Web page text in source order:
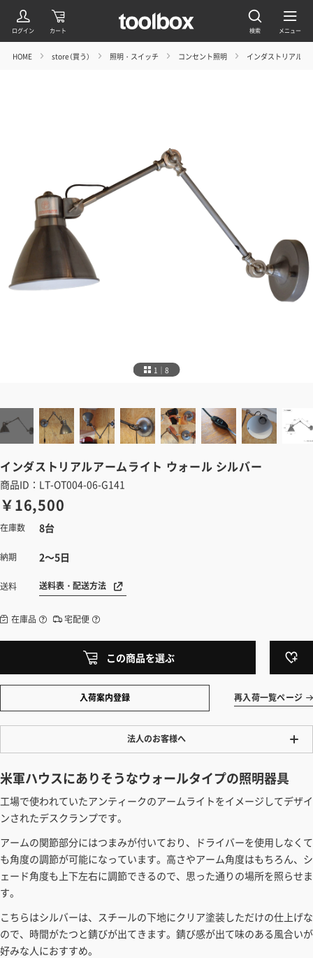
HOME store（買う） 照明・スイッチ コンセント照明 インダストリアルア
1｜8
インダストリアルアームライト ウォール シルバー
商品ID：LT-OT004-06-G141
￥16,500
在庫数 8台
納期 2～5日
送料 送料表・配送方法
在庫品 宅配便
この商品を選ぶ
入荷案内登録 再入荷一覧ページ
法人のお客様へ
法人・個人様いずれも全て一律の価格で販売しております。法人/個人
事業主様には「請求書払い」も対応しています。
カートでのお見積り機能
「この商品を選ぶ」からご希望の商品をカートに入れていただき、お届
け先種別・都道府県を選択すると、送料を含んだ合計金額を確認する
見積もりガイドはこちら
米軍ハウスにありそうなウォールタイプの照明器具
工場で使われていたアンティークのアームライトをイメージしてデザイ
ンされたデスクランプです。
アームの関節部分にはつまみが付いており、ドライバーを使用しなくて
も角度の調節が可能になっています。高さやアーム角度はもちろん、シ
ェード角度も上下左右に調節できるので、思った通りの場所を照らせま
す。
こちらはシルバーは、スチールの下地にクリア塗装しただけの仕上げな
ので、時間がたつと錆びが出てきます。錆び感が出て味のある風合いが
好みな人におすすめ。